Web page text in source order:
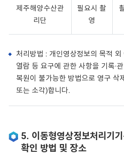
제주해양수산관
리단
필요시 촬
영
처리방법 : 개인영상정보의 목적 외
열람 등 요구에 관한 사항을 기록·
복원이 불가능한 방법으로 영구 삭
또는 소각)합니다.
5. 이동형영상정보처리기
확인 방법 및 장소